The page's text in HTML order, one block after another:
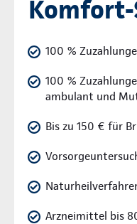
100 %
100 %
ambulant und
Bis zu 150 € für
Arzneimittel bis